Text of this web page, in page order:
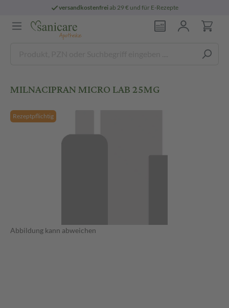
versandkostenfreiab 29 € und für E-Rezepte
MILNACIPRAN MICRO LAB 25MG
Rezeptpflichtig
Abbildung kann abweichen